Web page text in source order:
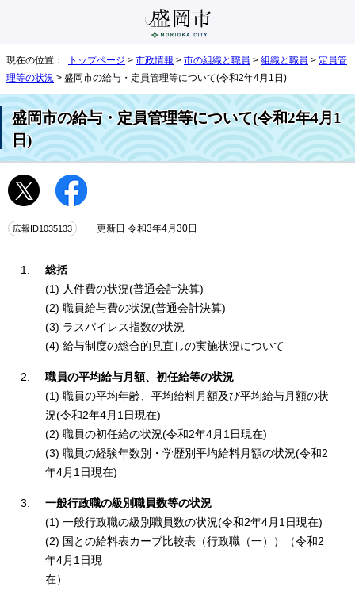
現在の位置： トップページ > 市政情報 > 市の組織と職員 > 組織と職員 > 定員管
理等の状況 > 盛岡市の給与・定員管理等について(令和2年4月1日)
盛岡市の給与・定員管理等について(令和2年4月1
日)
広報ID1035133 更新日 令和3年4月30日
総括
(1) 人件費の状況(普通会計決算)
(2) 職員給与費の状況(普通会計決算)
(3) ラスパイレス指数の状況
(4) 給与制度の総合的見直しの実施状況について
職員の平均給与月額、初任給等の状況
(1) 職員の平均年齢、平均給料月額及び平均給与月額の状
況(令和2年4月1日現在)
(2) 職員の初任給の状況(令和2年4月1日現在)
(3) 職員の経験年数別・学歴別平均給料月額の状況(令和2
年4月1日現在)
一般行政職の級別職員数等の状況
(1) 一般行政職の級別職員数の状況(令和2年4月1日現在)
(2) 国との給料表カーブ比較表（行政職（一））（令和2
年4月1日現
在）